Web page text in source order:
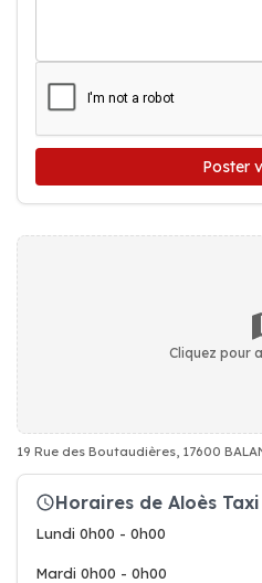
Poster
Cliquez pour
19 Rue des Boutaudières, 17600
Horaires de Aloès Taxi
Lundi 0h00 - 0h00
Mardi 0h00 - 0h00